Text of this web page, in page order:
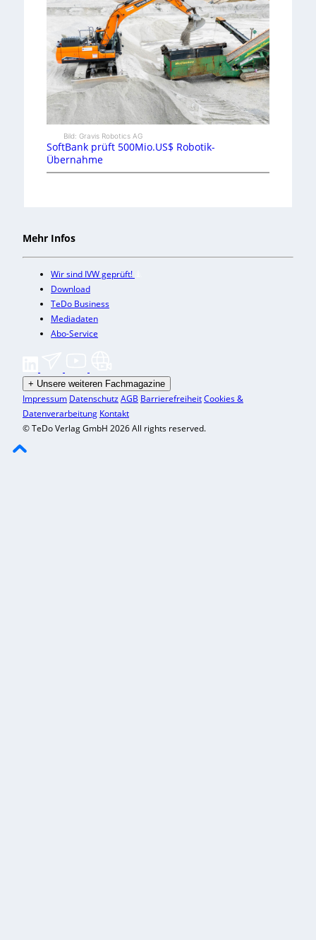
Bild: Gravis Robotics AG
SoftBank prüft 500Mio.US$ Robotik-
Übernahme
Mehr Infos
Wir sind IVW geprüft!
Download
TeDo Business
Mediadaten
Abo-Service
+ Unsere weiteren Fachmagazine
Impressum DatenschutzAGB BarrierefreiheitCookies &
Datenverarbeitung Kontakt
© TeDo Verlag GmbH 2026 All rights reserved.